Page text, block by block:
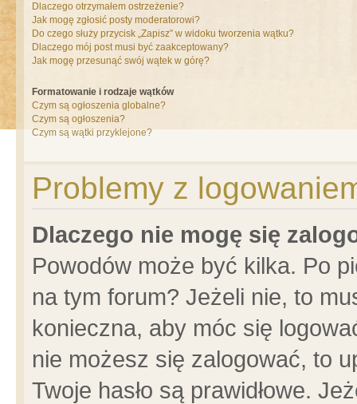
Dlaczego otrzymałem ostrzeżenie?
Jak mogę zgłosić posty moderatorowi?
Do czego służy przycisk „Zapisz” w widoku tworzenia wątku?
Dlaczego mój post musi być zaakceptowany?
Jak mogę przesunąć swój wątek w górę?
Formatowanie i rodzaje wątków
Czym są ogłoszenia globalne?
Czym są ogłoszenia?
Czym są wątki przyklejone?
Problemy z
Dlaczego nie mogę się
Powodów może być kilka. Po
na tym forum? Jeżeli nie, to
konieczna, aby móc się
nie możesz się zalogować, to
Twoje hasło są prawidłowe.